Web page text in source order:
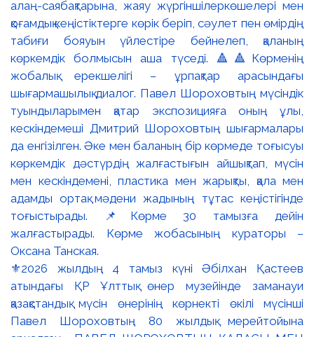
⚜️2026 жылдың 4 тамыз күні Әбілхан Қастеев
атындағы ҚР Ұлттық өнер музейінде заманауи
қазақстандық мүсін өнерінің көрнекті өкілі мүсінші
Павел Шороховтың 80 жылдық мерейтойына